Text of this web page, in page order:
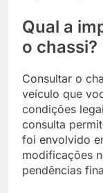
Qual a
o chassi?
Consultar o
veículo que
condições
consulta
foi envolvido
modificações
pendências